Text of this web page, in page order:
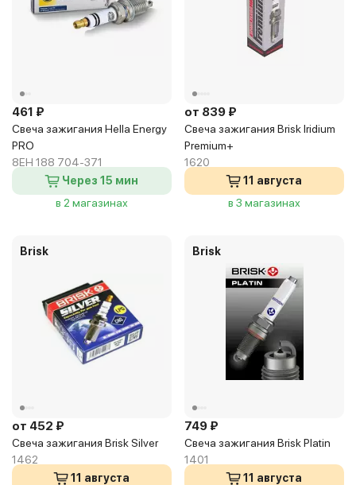
461 ₽
Свеча зажигания Hella Energy
PRO
8EH 188 704-371
Через 15 мин
в 2 магазинах
от 839 ₽
Свеча зажигания Brisk Iridium
Premium+
1620
11 августа
в 3 магазинах
Brisk
от 452 ₽
Свеча зажигания Brisk Silver
1462
11 августа
Brisk
749 ₽
Свеча зажигания Brisk Platin
1401
11 августа